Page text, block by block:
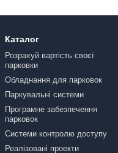
Каталог
Розрахуй вартість своєї
парковки
Обладнання для парковок
Паркувальні системи
Програмне забезпечення
парковок
Системи контролю доступу
Реалізовані проекти